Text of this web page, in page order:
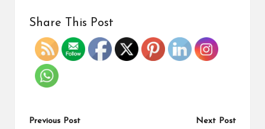
Share This Post
Previous Post Next Post